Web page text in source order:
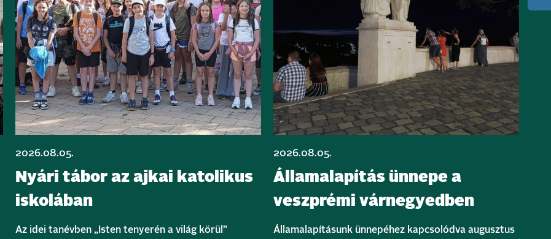
2026.08.05.
Nyári tábor az ajkai katolikus
iskolában
Az idei tanévben „Isten tenyerén a világ körül”
2026.08.05.
Államalapítás ünnepe a
veszprémi várnegyedben
Államalapításunk ünnepéhez kapcsolódva augusztus